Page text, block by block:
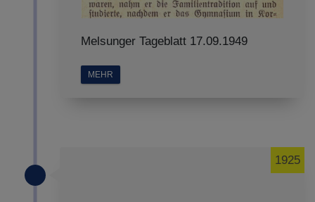
Melsunger Tageblatt 17.09.1949
MEHR
1925